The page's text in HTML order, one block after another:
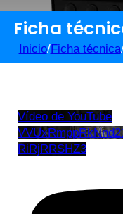
Ficha
Inicio/Ficha técnica
Vídeo de YouTube
RiRjRRSHZ3